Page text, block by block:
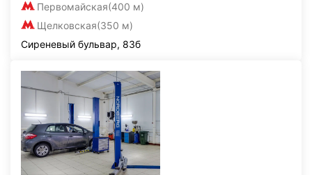
Первомайская(400 м)
Щелковская(350 м)
Сиреневый бульвар, 83б